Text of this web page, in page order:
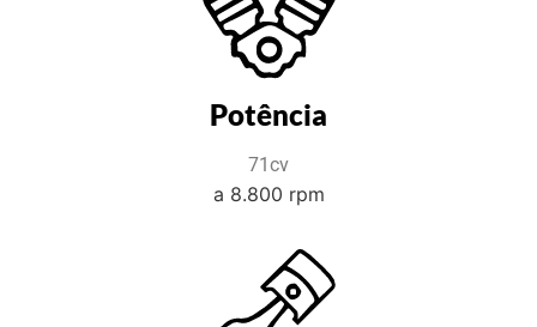
Potência
71cv
a 8.800 rpm